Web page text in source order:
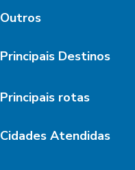
Outros
Principais Destinos
Principais rotas
Cidades Atendidas